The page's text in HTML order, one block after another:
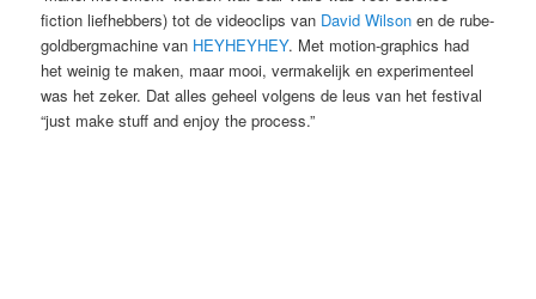
fiction liefhebbers) tot de videoclips van David Wilson en de rube-
goldbergmachine van HEYHEYHEY. Met motion-graphics had
het weinig te maken, maar mooi, vermakelijk en experimenteel
was het zeker. Dat alles geheel volgens de leus van het festival
“just make stuff and enjoy the process.”